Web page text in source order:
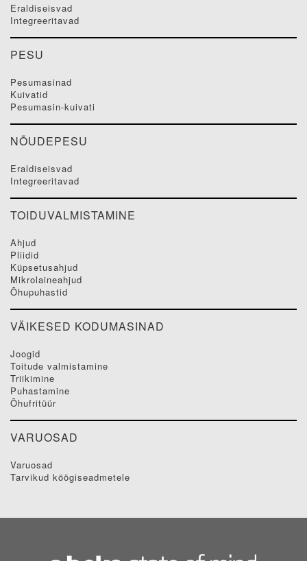
eraldiseisvad
integreeritavad
PESU
pesumasinad
kuivatid
pesumasin-kuivati
NÕUDEPESU
eraldiseisvad
integreeritavad
TOIDUVALMISTAMINE
ahjud
pliidid
küpsetusahjud
mikrolaineahjud
õhupuhastid
VÄIKESED KODUMASINAD
joogid
toitude valmistamine
triikimine
puhastamine
õhufritüür
VARUOSAD
varuosad
tarvikud köögiseadmetele